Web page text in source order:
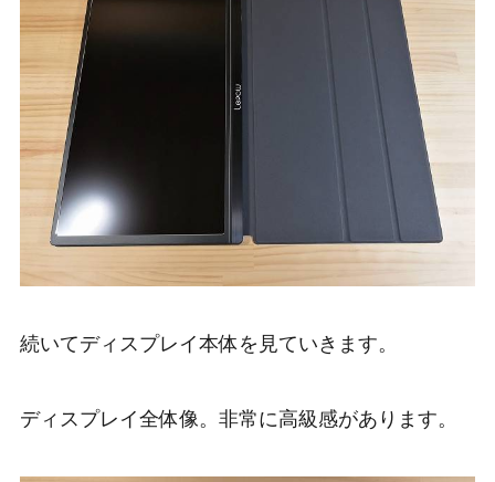
続いてディスプレイ本体を見ていきます。
ディスプレイ全体像。非常に高級感があります。